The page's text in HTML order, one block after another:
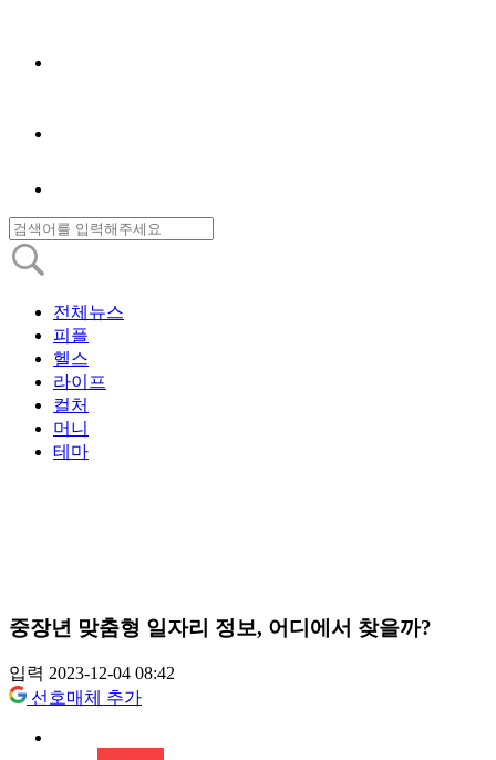
전체뉴스
피플
헬스
라이프
컬처
머니
테마
중장년 맞춤형 일자리 정보, 어디에서 찾을까?
입력 2023-12-04 08:42
선호매체 추가